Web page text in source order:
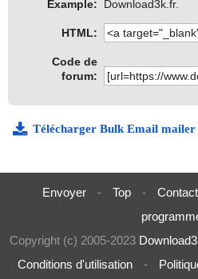
Example:
Download3k.fr.
HTML:
Code de
forum:
Télécharger Bulk Email mailer
Envoyer - Top - Contact
Copyright (c) 2005-2023
Conditions d'utilisation
-